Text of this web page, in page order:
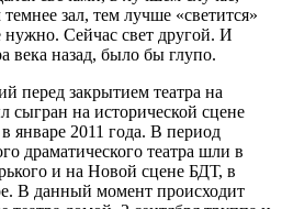
зал, тем лучше «светится»
нужно. Сейчас свет другой. И
века назад, было бы глупо.
перед закрытием театра на
сыгран на исторической сцене
январе 2011 года. В период
драматического театра шли в
и на Новой сцене БДТ, в
В данный момент происходит